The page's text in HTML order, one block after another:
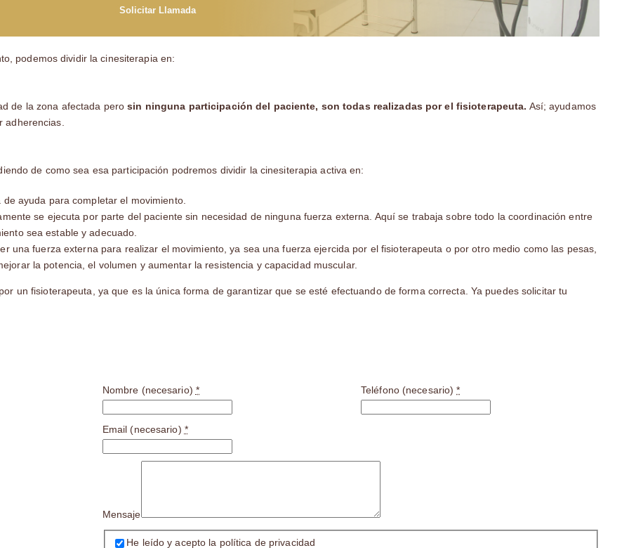
Solicitar Llamada
podemos dividir la cinesiterapia en:
de la zona afectada perosin ninguna participación del paciente, son todas realizadas por el fisioterapeuta. Así; ayudamos
de como sea esa participación podremos dividir la cinesiterapia activa en:
ayuda para completar el movimiento.
se ejecuta por parte del paciente sin necesidad de ninguna fuerza externa. Aquí se trabaja sobre todo la coordinación entre
sea estable y adecuado.
una fuerza externa para realizar el movimiento, ya sea una fuerza ejercida por el fisioterapeuta o por otro medio como las pesas,
la potencia, el volumen y aumentar la resistencia y capacidad muscular.
un fisioterapeuta, ya que es la única forma de garantizar que se esté efectuando de forma correcta. Ya puedes solicitar tu
Nombre (necesario) * Teléfono (necesario)*
Email (necesario) *
Mensaje
He leído y acepto la política de privacidad